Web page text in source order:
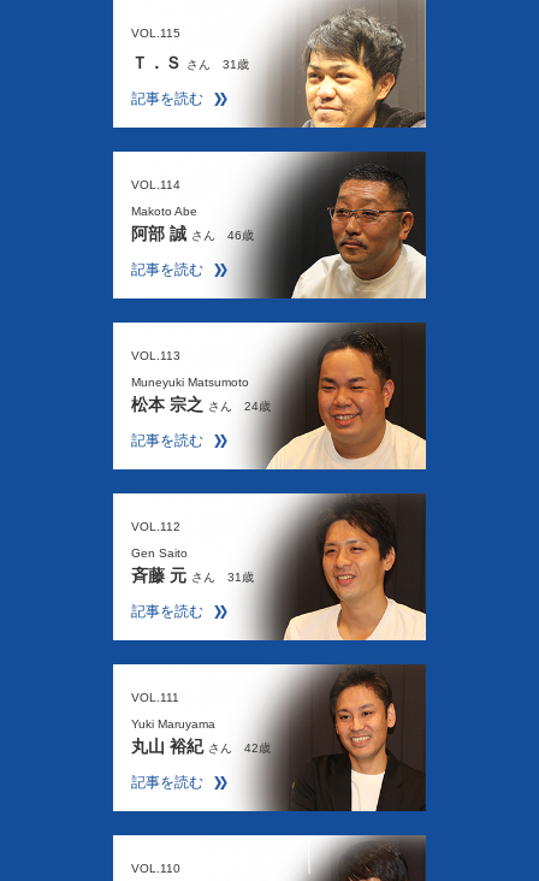
VOL.115
Ｔ．Ｓ さん 31歳
記事を読む
VOL.114
Makoto Abe
阿部 誠 さん 46歳
記事を読む
VOL.113
Muneyuki Matsumoto
松本 宗之 さん 24歳
記事を読む
VOL.112
Gen Saito
斉藤 元 さん 31歳
記事を読む
VOL.111
Yuki Maruyama
丸山 裕紀 さん 42歳
記事を読む
VOL.110